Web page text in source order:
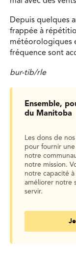
Depuis quelques
frappée à
météorologiques
fréquence sont
bur-tib/rle
Ensemble,
du Manitoba
Les dons de
pour fournir
notre
notre mission.
notre capacité
améliorer notre
servir.